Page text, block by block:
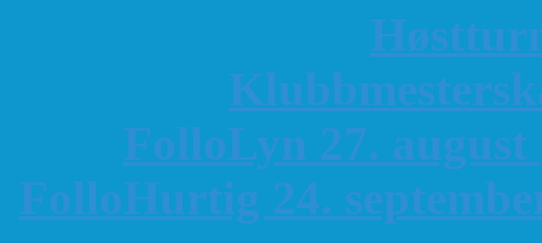
K
FolloLyn 27. august
FolloHurtig 24.